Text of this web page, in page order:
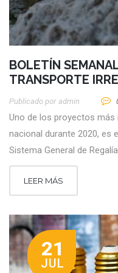
BOLETÍN
TRANSPORTE
Publicado por Admin
Uno de los proyectos más
nacional durante 2020, es
Sistema General de
LEER MÁS
21
JUL